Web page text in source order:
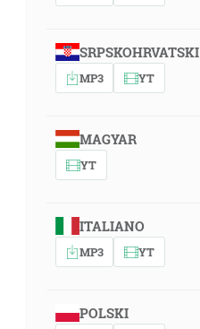
SRPSKOHRVATSKI
MP3 YT
MAGYAR
YT
ITALIANO
MP3 YT
POLSKI